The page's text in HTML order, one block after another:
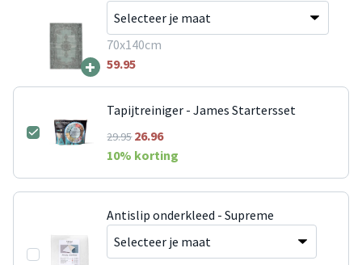
+
70x140cm
59.95
Tapijtreiniger - James Startersset
29.9526.96
10% korting
Antislip onderkleed - Supreme